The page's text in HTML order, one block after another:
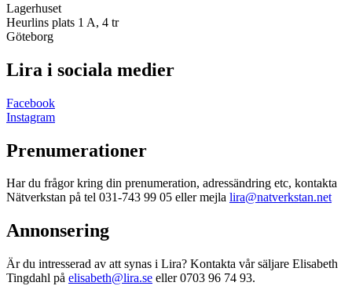
Lagerhuset
Heurlins plats 1 A, 4 tr
Göteborg
Lira i sociala medier
Facebook
Instagram
Prenumerationer
Har du frågor kring din prenumeration, adressändring etc, kontakta
Nätverkstan på tel 031-743 99 05 eller mejla lira@natverkstan.net
Annonsering
Är du intresserad av att synas i Lira? Kontakta vår säljare Elisabeth
Tingdahl på elisabeth@lira.se eller 0703 96 74 93.